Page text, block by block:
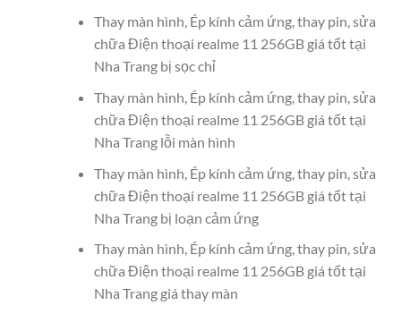
Thay màn hình, Ép kính cảm ứng, thay pin, sửa
chữa Điện thoại realme 11 256GB giá tốt tại
Nha Trang bị sọc chỉ
Thay màn hình, Ép kính cảm ứng, thay pin, sửa
chữa Điện thoại realme 11 256GB giá tốt tại
Nha Trang lỗi màn hình
Thay màn hình, Ép kính cảm ứng, thay pin, sửa
chữa Điện thoại realme 11 256GB giá tốt tại
Nha Trang bị loạn cảm ứng
Thay màn hình, Ép kính cảm ứng, thay pin, sửa
chữa Điện thoại realme 11 256GB giá tốt tại
Nha Trang giá thay màn